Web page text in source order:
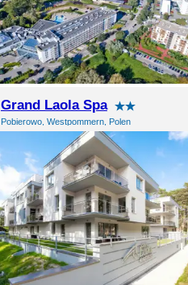
Grand Laola Spa
Pobierowo, Westpommern, Polen